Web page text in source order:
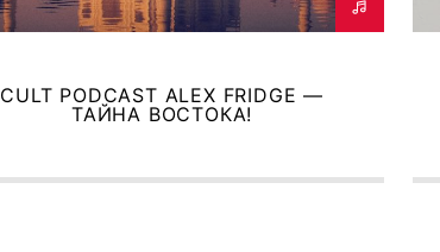
CULT PODCAST ALEX FRIDGE —
ТАЙНА ВОСТОКА!